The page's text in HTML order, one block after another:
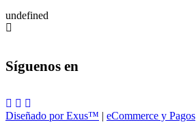
undefined
Síguenos en
Diseñado por Exus™ | eCommerce y Pagos